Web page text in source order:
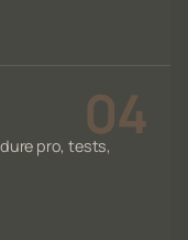
pro, tests,